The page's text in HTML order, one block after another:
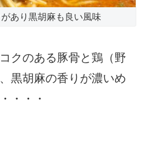
あり黒胡麻も良い風味
クのある豚骨と鶏（野
黒胡麻の香りが濃いめ
・・・